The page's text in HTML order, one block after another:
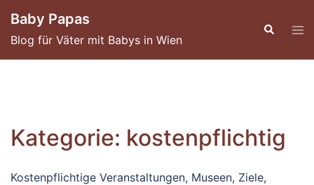
content
Baby Papas
Blog für Väter mit Babys in Wien
Kategorie: kostenpflichtig
Kostenpflichtige Veranstaltungen, Museen, Ziele,